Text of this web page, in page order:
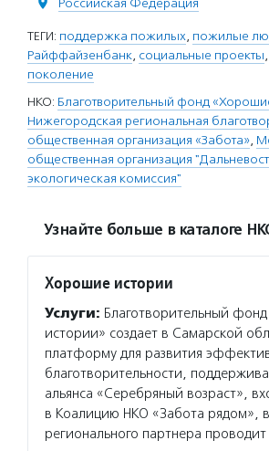
ТЕГИ: поддержка пожилых, пожилые
Райффайзенбанк, социальные проекты,
поколение
НКО: Благотворительный фонд
Нижегородская региональная
общественная организация «Забота»,
общественная организация
экологическая комиссия"
Узнайте больше в каталоге
Хорошие истории
Услуги: Благотворительный
истории» создает в Самарской
платформу для развития
благотворительности,
альянса «Серебряный возраст»,
в Коалицию НКО «Забота рядом», в
регионального партнера проводит